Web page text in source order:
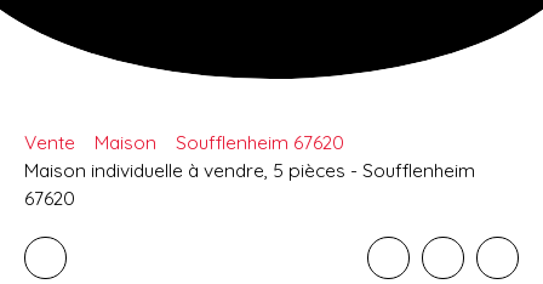
Vente Maison
Soufflenheim 67620
Maison individuelle à vendre, 5 pièces - Soufflenheim
67620